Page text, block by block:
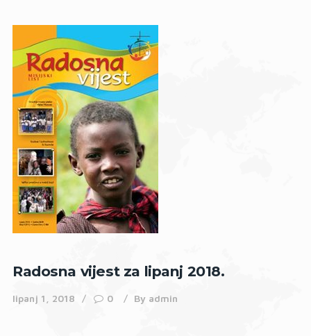
Radosna vijest za lipanj 2018.
lipanj 1, 2018 0 By admin